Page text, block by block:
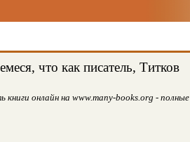
что как писатель, Титков
онлайн на www.many-books.org - полные